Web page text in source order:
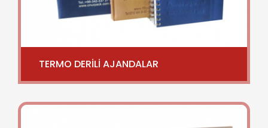
TERMO DERİLİ AJANDALAR